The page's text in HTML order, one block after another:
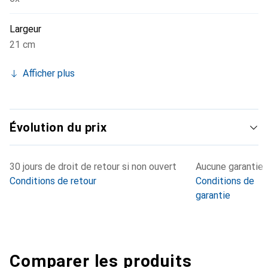
Largeur
21 cm
Afficher plus
Évolution du prix
30 jours de droit de retour si non ouvert
Conditions de retour
Aucune garantie
Conditions de
garantie
Comparer les produits